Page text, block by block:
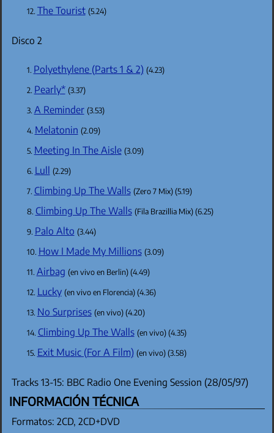
The Tourist (5.24)
Disco 2
Polyethylene (Parts 1 & 2) (4.23)
Pearly* (3.37)
A Reminder (3.53)
Melatonin (2.09)
Meeting In The Aisle (3.09)
Lull (2.29)
Climbing Up The Walls (Zero 7 Mix) (5.19)
Climbing Up The Walls (Fila Brazillia Mix) (6.25)
Palo Alto (3.44)
How I Made My Millions (3.09)
Airbag (en vivo en Berlin) (4.49)
Lucky (en vivo en Florencia) (4.36)
No Surprises (en vivo) (4.20)
Climbing Up The Walls (en vivo) (4.35)
Exit Music (For A Film) (en vivo) (3.58)
Tracks 13-15: BBC Radio One Evening Session (28/05/97)
INFORMACIÓN TÉCNICA
Formatos: 2CD, 2CD+DVD